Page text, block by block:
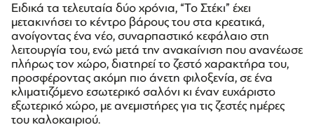
Ειδικά τα τελευταία δύο χρόνια, “Το Στέκι” έχει
μετακινήσει το κέντρο βάρους του στα κρεατικά,
ανοίγοντας ένα νέο, συναρπαστικό κεφάλαιο στη
λειτουργία του, ενώ μετά την ανακαίνιση που ανανέωσε
πλήρως τον χώρο, διατηρεί το ζεστό χαρακτήρα του,
προσφέροντας ακόμη πιο άνετη φιλοξενία, σε ένα
κλιματιζόμενο εσωτερικό σαλόνι κι έναν ευχάριστο
εξωτερικό χώρο, με ανεμιστήρες για τις ζεστές ημέρες
του καλοκαιριού.